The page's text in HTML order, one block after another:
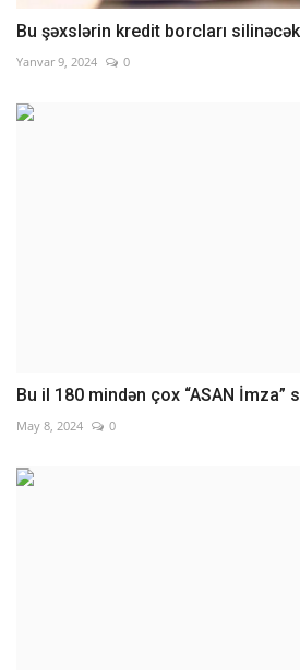
Bu şəxslərin kredit borcları silinəcək
Yanvar 9, 2024 0
Bu il 180 mindən çox “ASAN İmza”
May 8, 2024 0